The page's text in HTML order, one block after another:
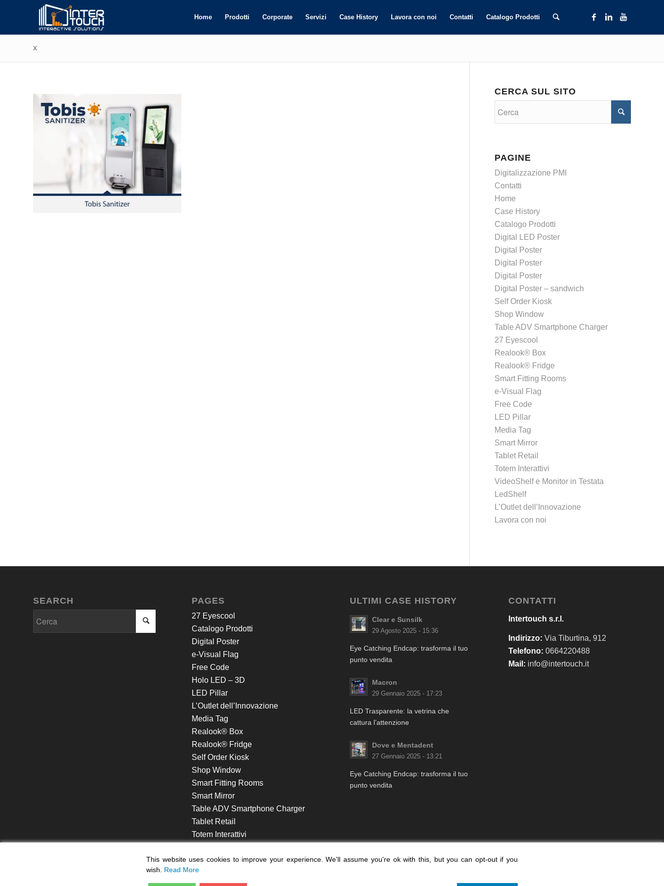
Home Prodotti Corporate Servizi Case History Lavora con noi Contatti Catalogo Prodotti
x
CERCA SUL SITO
PAGINE
Digitalizzazione PMI
Contatti
Home
Case History
Catalogo Prodotti
Digital LED Poster
Digital Poster
Digital Poster
Digital Poster
Digital Poster – sandwich
Self Order Kiosk
Shop Window
Table ADV Smartphone Charger
27 Eyescool
Realook® Box
Realook® Fridge
Smart Fitting Rooms
e-Visual Flag
Free Code
LED Pillar
Media Tag
Smart Mirror
Tablet Retail
Totem Interattivi
VideoShelf e Monitor in Testata
LedShelf
L’Outlet dell’Innovazione
Lavora con noi
SEARCH PAGES
27 Eyescool
Catalogo Prodotti
Digital Poster
e-Visual Flag
Free Code
Holo LED – 3D
LED Pillar
L’Outlet dell’Innovazione
Media Tag
Realook® Box
Realook® Fridge
Self Order Kiosk
Shop Window
Smart Fitting Rooms
Smart Mirror
Table ADV Smartphone Charger
Tablet Retail
Totem Interattivi
ULTIMI CASE HISTORY
Clear e Sunsilk
29 Agosto 2025 - 15:36
Eye Catching Endcap: trasforma il tuo
punto vendita
Macron
29 Gennaio 2025 - 17:23
LED Trasparente: la vetrina che
cattura l’attenzione
Dove e Mentadent
27 Gennaio 2025 - 13:21
Eye Catching Endcap: trasforma il tuo
punto vendita
CONTATTI
Intertouch s.r.l.
Indirizzo: Via Tiburtina, 912
Telefono: 0664220488
Mail: info@intertouch.it
This website uses cookies to improve your experience. We'll assume you're ok with this, but you can opt-out if you
wish. Read More